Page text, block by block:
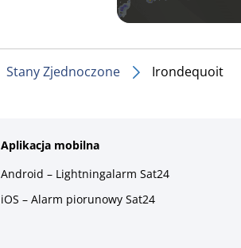
Stany Zjednoczone Irondequoit
Aplikacja mobilna
Android – Lightningalarm Sat24
iOS – Alarm piorunowy Sat24